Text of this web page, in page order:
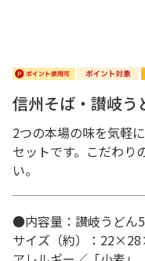
信州そば・讃岐う
2つの本場の味を気軽
セットです。こだわり
い。
●内容量：讃岐うど
サイズ（約）：